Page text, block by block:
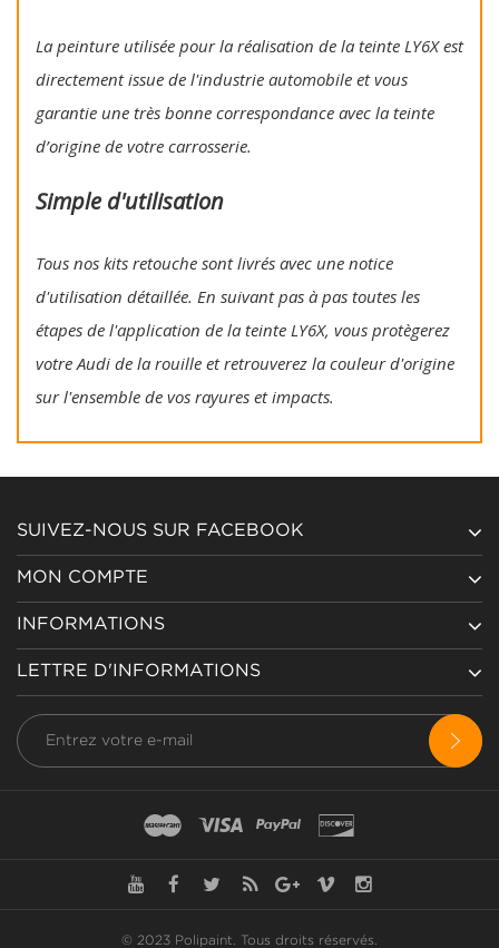
La peinture utilisée pour la réalisation de la teinte LY6X est
directement issue de l'industrie automobile et vous
garantie une très bonne correspondance avec la teinte
d’origine de votre carrosserie.
Simple d'utilisation
Tous nos kits retouche sont livrés avec une notice
d'utilisation détaillée. En suivant pas à pas toutes les
étapes de l'application de la teinte LY6X, vous protègerez
votre Audi de la rouille et retrouverez la couleur d'origine
sur l'ensemble de vos rayures et impacts.
SUIVEZ-NOUS SUR FACEBOOK
MON COMPTE
INFORMATIONS
LETTRE D'INFORMATIONS
© 2023 Polipaint. Tous droits réservés.